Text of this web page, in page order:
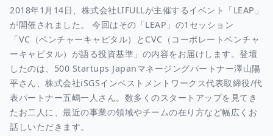
2018年1月14日、株式会社LIFULLが主催するイベント「LEAP」
が開催されました。 今回はその「LEAP」の1セッション
「VC（ベンチャーキャピタル）とCVC（コーポレートベンチャ
ーキャピタル）が語る投資基準」の内容をお届けします。登壇
したのは、500 Startups Japanマネージングパートナー澤山陽
平さん、株式会社iSGSインベストメントワークス代表取締役/代
表パートナー五嶋一人さん。数多くのスタートアップを見てき
たお二人に、最近の事業の領域やチームの在り方など幅広くお
話しいただきます。